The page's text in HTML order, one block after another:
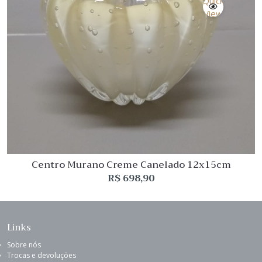
View
Centro Murano Creme Canelado 12x15cm
R$698,90
Links
Sobre nós
Trocas e devoluções